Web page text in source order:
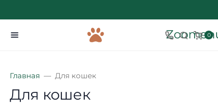
0
Главная Для кошек
Для кошек